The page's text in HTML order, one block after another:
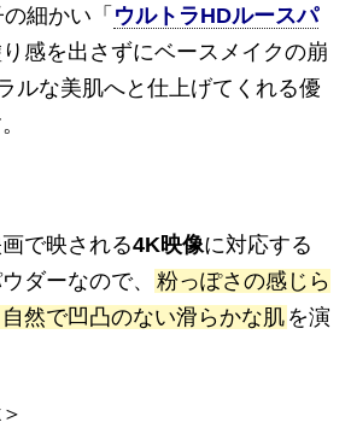
細かい「 ウルトラHDルースパ
り感を出さずにベースメイクの崩
ルな美肌へと仕上げてくれる優
で映される4K映像に対応する
ダーなので、 粉っぽさの感じら
然で凹凸のない滑らかな肌 を演